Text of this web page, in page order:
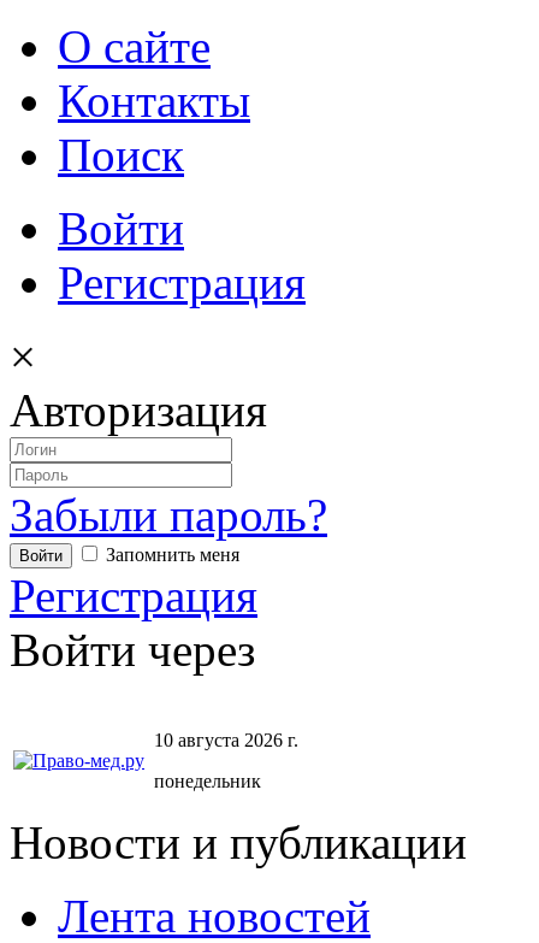
О сайте
Контакты
Поиск
Войти
Регистрация
×
Авторизация
Забыли пароль?
Запомнить меня
Регистрация
Войти через
10 августа 2026 г.
понедельник
Новости и публикации
Лента новостей